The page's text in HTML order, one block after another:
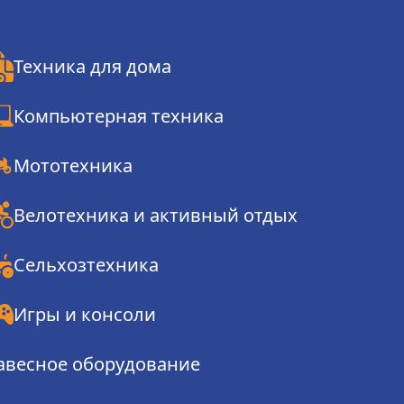
Техника для дома
Компьютерная техника
Мототехника
Велотехника и активный отдых
Сельхозтехника
Игры и консоли
оборудование